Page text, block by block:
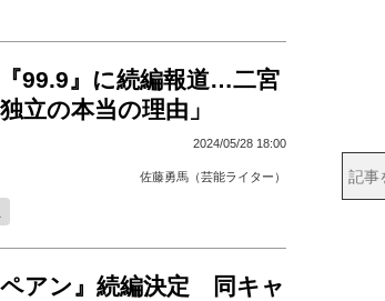
99.9』に続編報道…二宮
立の本当の理由」
2024/05/28 18:00
佐藤勇馬（芸能ライター）
アン』続編決定 同キャ